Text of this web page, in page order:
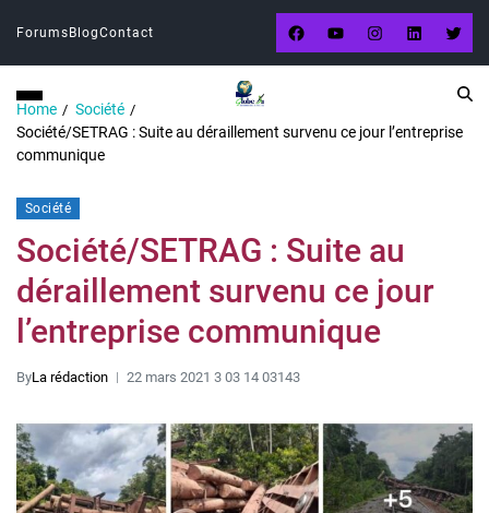
Forums BlogContact
Home
Société
Société/SETRAG : Suite au déraillement survenu ce jour l’entreprise
communique
Société
Société/SETRAG : Suite au
déraillement survenu ce jour
l’entreprise communique
ByLa rédaction 22 mars 2021 3 03 14 03143